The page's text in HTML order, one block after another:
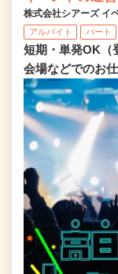
株式会社シアーズ イ
アルバイト パート
短期・単発OK（
会場などでのお